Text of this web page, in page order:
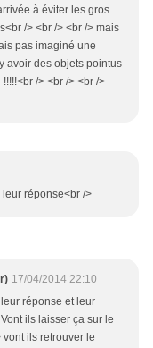
à éviter les gros
/> <br /> <br /> mais
pas imaginé une
avoir des objets pointus
/> <br /> <br />
réponse<br />
17/04/2014 22:10
réponse et leur
ils laisser ça sur le
vont ils retrouver le